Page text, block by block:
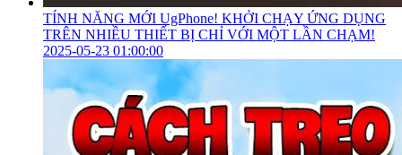
TÍNH NĂNG MỚI UgPhone! KHỞI CHẠY ỨNG DỤNG
TRÊN NHIỀU THIẾT BỊ CHỈ VỚI MỘT LẦN CHẠM!
2025-05-23 01:00:00